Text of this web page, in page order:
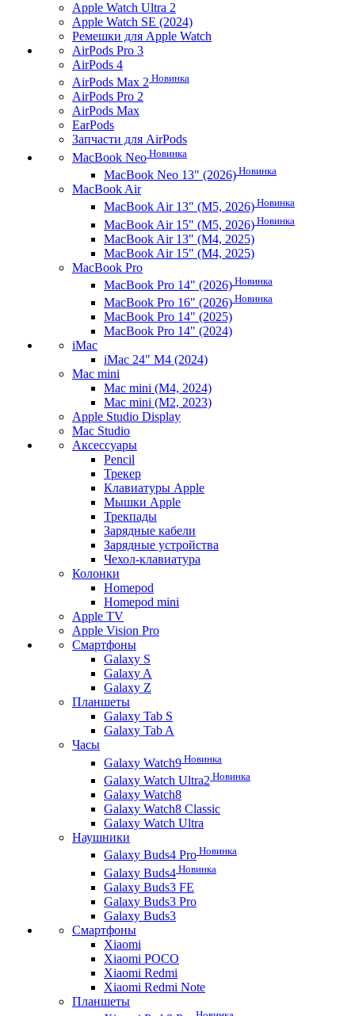
Apple Watch Ultra 2
Apple Watch SE (2024)
Ремешки для Apple Watch
AirPods Pro 3
AirPods 4
AirPods Max 2 Новинка
AirPods Pro 2
AirPods Max
EarPods
Запчасти для AirPods
MacBook Neo Новинка
MacBook Neo 13" (2026) Новинка
MacBook Air
MacBook Air 13" (M5, 2026) Новинка
MacBook Air 15" (M5, 2026) Новинка
MacBook Air 13" (M4, 2025)
MacBook Air 15" (M4, 2025)
MacBook Pro
MacBook Pro 14" (2026) Новинка
MacBook Pro 16" (2026) Новинка
MacBook Pro 14" (2025)
MacBook Pro 14" (2024)
iMac
iMac 24" M4 (2024)
Mac mini
Mac mini (M4, 2024)
Mac mini (M2, 2023)
Apple Studio Display
Mac Studio
Аксессуары
Pencil
Трекер
Клавиатуры Apple
Мышки Apple
Трекпады
Зарядные кабели
Зарядные устройства
Чехол-клавиатура
Колонки
Homepod
Homepod mini
Apple TV
Apple Vision Pro
Смартфоны
Galaxy S
Galaxy A
Galaxy Z
Планшеты
Galaxy Tab S
Galaxy Tab A
Часы
Galaxy Watch9 Новинка
Galaxy Watch Ultra2 Новинка
Galaxy Watch8
Galaxy Watch8 Classic
Galaxy Watch Ultra
Наушники
Galaxy Buds4 Pro Новинка
Galaxy Buds4 Новинка
Galaxy Buds3 FE
Galaxy Buds3 Pro
Galaxy Buds3
Смартфоны
Xiaomi
Xiaomi POCO
Xiaomi Redmi
Xiaomi Redmi Note
Планшеты